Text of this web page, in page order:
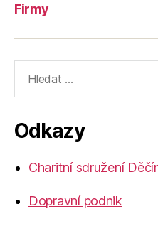
Firmy
vyhledávání:
Odkazy
Charitní sdružení
Dopravní podnik